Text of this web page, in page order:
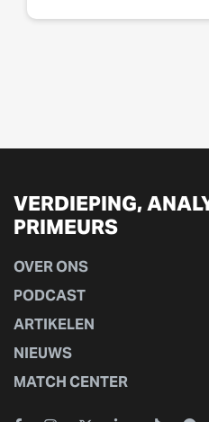
VERDIEPING,
PRIMEURS
OVER ONS
PODCAST
ARTIKELEN
NIEUWS
MATCH CENTER